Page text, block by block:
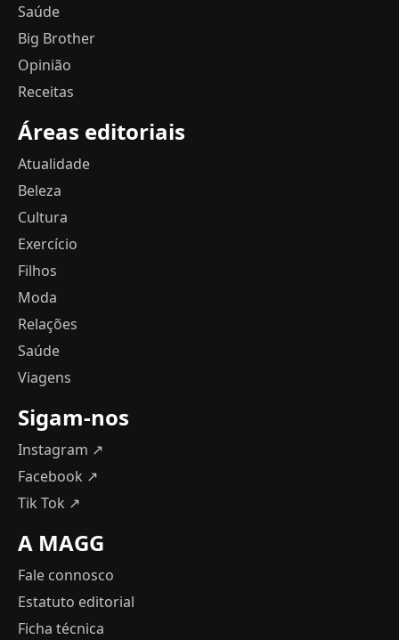
Saúde
Big Brother
Opinião
Receitas
Áreas editoriais
Atualidade
Beleza
Cultura
Exercício
Filhos
Moda
Relações
Saúde
Viagens
Sigam-nos
Instagram ↗
Facebook ↗
Tik Tok ↗
A MAGG
Fale connosco
Estatuto editorial
Ficha técnica